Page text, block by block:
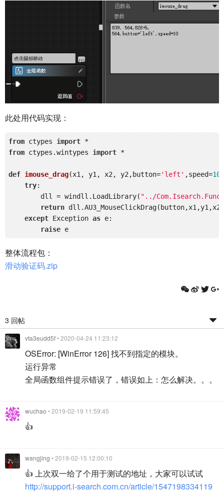
此处用代码实现：
from ctypes import
from ctypes.wintypes import *
def imouse_drag(x1, y1, x2, y2,button='left' ,speed=10
try:
        dll = windll.LoadLibrary(
"../
return
except Exception as e:
raise
e
整体流程包：
滑动验证码.zip
3 回帖
vta3eudd5f• 2020-04-24 11:23:12
OSError: [WinError 126] 找不到指定的模块。
运行异常
全局函数组件提示错误了，错误如上：怎么解决。。。
wuchao • 2019-02-19 11:59:45
👍
wangjing • 2019-02-15 12:00:10
👍 上次双一给了个用于测试的地址，大家可以试试
http://support.i-search.com.cn/article/1547198334119